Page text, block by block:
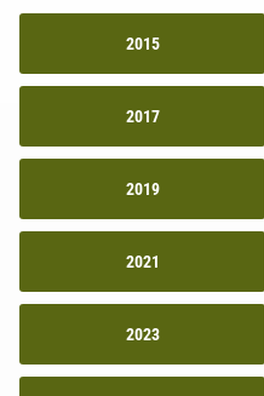
2015
2017
2019
2021
2023